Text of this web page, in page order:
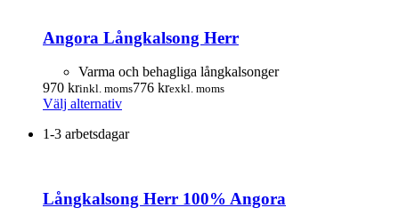
De
alternativen
kan
väljas
produktsidan
Angora Långkalsong Herr
Varma och behagliga långkalsonger
970 krinkl. moms776 krexkl. moms
Välj alternativDen
produkten
De
1-3 arbetsdagar
Långkalsong Herr 100% Angora